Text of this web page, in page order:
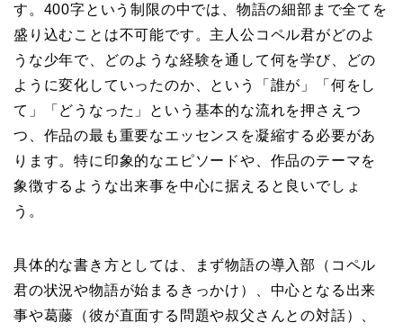
す。400字という制限の中では、物語の細部まで全てを
盛り込むことは不可能です。主人公コペル君がどのよ
うな少年で、どのような経験を通して何を学び、どの
ように変化していったのか、という「誰が」「何をし
て」「どうなった」という基本的な流れを押さえつ
つ、作品の最も重要なエッセンスを凝縮する必要があ
ります。特に印象的なエピソードや、作品のテーマを
象徴するような出来事を中心に据えると良いでしょ
う。
具体的な書き方としては、まず物語の導入部（コペル
君の状況や物語が始まるきっかけ）、中心となる出来
事や葛藤（彼が直面する問題や叔父さんとの対話）、